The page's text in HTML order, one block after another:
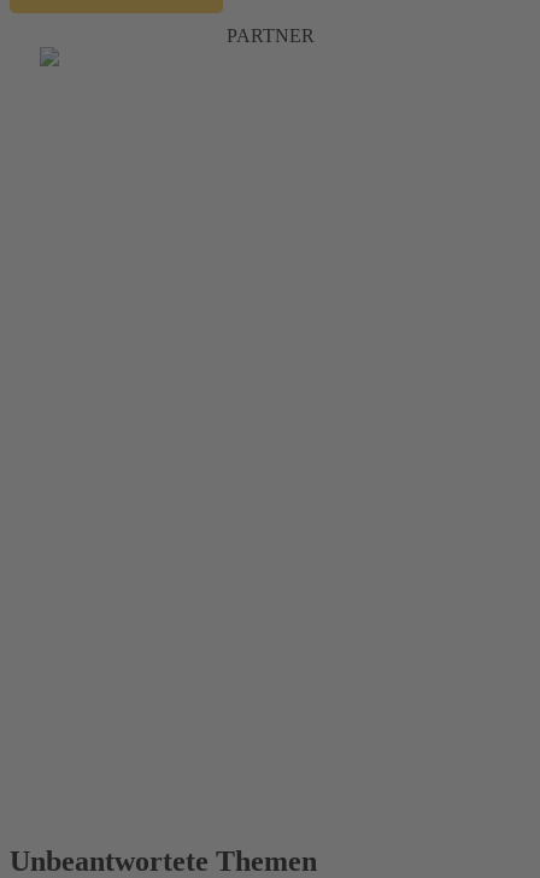
PARTNER
Unbeantwortete Themen